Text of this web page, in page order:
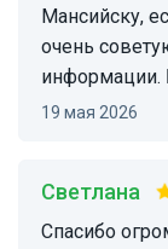
Мансийску,
очень
информации.
19 мая 2026
Светлана
Спасибо огромное, Евгения! Великолепный гид,